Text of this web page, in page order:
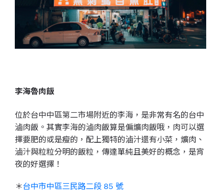
李海魯肉飯
位於台中中區第二市場附近的李海，是非常有名的台中
滷肉飯。其實李海的滷肉飯算是偏爌肉飯哦，肉可以選
擇要肥的或是瘦的，配上獨特的滷汁還有小菜，爌肉、
滷汁與粒粒分明的飯粒，傳達單純且美好的概念，是宵
夜的好選擇！
＊台中市中區三民路二段 85 號